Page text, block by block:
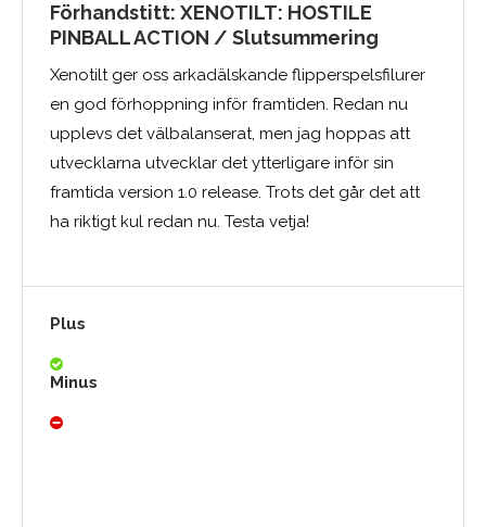
Förhandstitt: XENOTILT: HOSTILE
PINBALL ACTION / Slutsummering
Xenotilt ger oss arkadälskande flipperspelsfilurer
en god förhoppning inför framtiden. Redan nu
upplevs det välbalanserat, men jag hoppas att
utvecklarna utvecklar det ytterligare inför sin
framtida version 1.0 release. Trots det går det att
ha riktigt kul redan nu. Testa vetja!
Plus
Minus